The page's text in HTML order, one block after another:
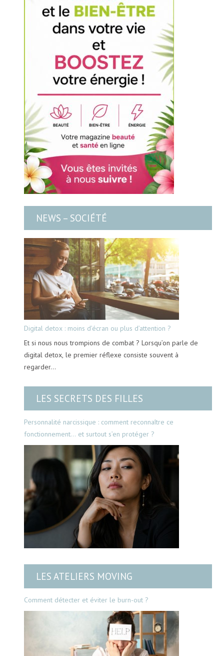
NEWS – SOCIÉTÉ
Digital detox : moins d’écran ou plus d’attention ?
Et si nous nous trompions de combat ? Lorsqu’on parle de
digital detox, le premier réflexe consiste souvent à
regarder…
LES SECRETS DES FILLES
Personnalité narcissique : comment reconnaître ce
fonctionnement… et surtout s’en protéger ?
LES ATELIERS MOVING
Comment détecter et éviter le burn-out ?